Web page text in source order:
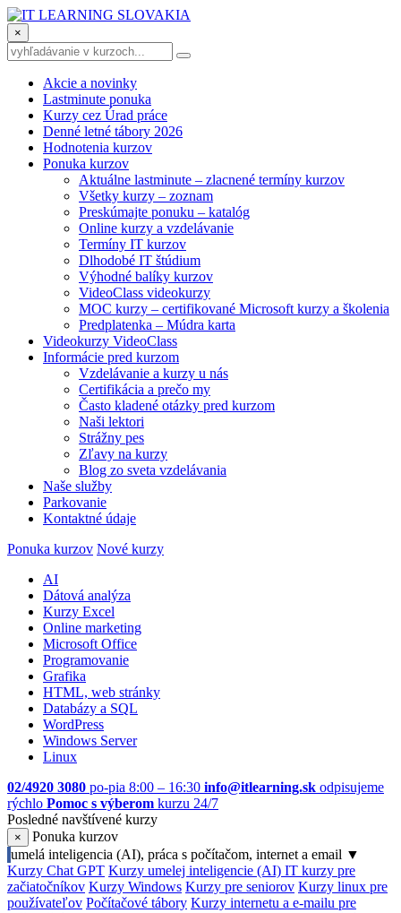
×
Akcie a novinky
Lastminute ponuka
Kurzy cez Úrad práce
Denné letné tábory 2026
Hodnotenia kurzov
Ponuka kurzov
Aktuálne lastminute – zlacnené termíny kurzov
Všetky kurzy – zoznam
Preskúmajte ponuku – katalóg
Online kurzy a vzdelávanie
Termíny IT kurzov
Dlhodobé IT štúdium
Výhodné balíky kurzov
VideoClass videokurzy
MOC kurzy – certifikované Microsoft kurzy a školenia
Predplatenka – Múdra karta
Videokurzy VideoClass
Informácie pred kurzom
Vzdelávanie a kurzy u nás
Certifikácia a prečo my
Často kladené otázky pred kurzom
Naši lektori
Strážny pes
Zľavy na kurzy
Blog zo sveta vzdelávania
Naše služby
Parkovanie
Kontaktné údaje
Ponuka kurzov Nové kurzy
AI
Dátová analýza
Kurzy Excel
Online marketing
Microsoft Office
Programovanie
Grafika
HTML, web stránky
Databázy a SQL
WordPress
Windows Server
Linux
02/4920 3080 po-pia 8:00 – 16:30 info@itlearning.sk odpisujeme
rýchlo Pomoc s výberom kurzu 24/7
Posledné navštívené kurzy
×
Ponuka kurzov
umelá inteligencia (AI), práca s počítačom, internet a email ▼
Kurzy Chat GPT Kurzy umelej inteligencie (AI) IT kurzy pre
začiatočníkov Kurzy Windows Kurzy pre seniorov Kurzy linux pre
používateľov Počítačové tábory Kurzy internetu a e-mailu pre